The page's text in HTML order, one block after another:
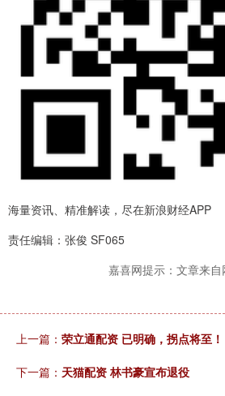
海量资讯、精准解读，尽在新浪财经APP
责任编辑：张俊 SF065
嘉喜网提示：文章来自
上一篇： 荣立通配资 已明确，拐点将至！
下一篇： 天猫配资 林书豪宣布退役